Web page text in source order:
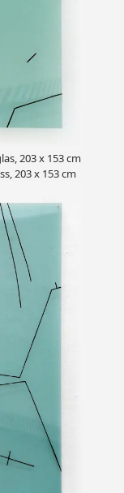
203 x 153 cm
203 x 153 cm